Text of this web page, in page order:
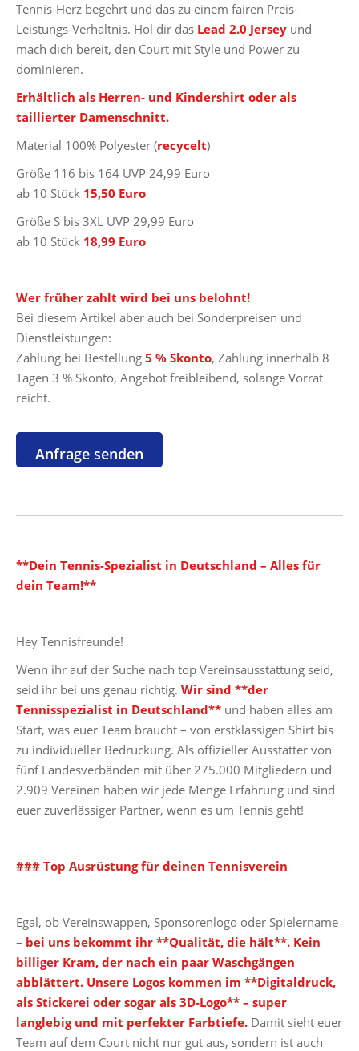
Tennis-Herz begehrt und das zu einem fairen Preis-
Leistungs-Verhältnis. Hol dir das Lead 2.0 Jersey und
mach dich bereit, den Court mit Style und Power zu
dominieren.
Erhältlich als Herren- und Kindershirt oder als
taillierter Damenschnitt.
Material 100% Polyester (recycelt)
Größe 116 bis 164 UVP 24,99 Euro
ab 10 Stück 15,50 Euro
Größe S bis 3XL UVP 29,99 Euro
ab 10 Stück 18,99 Euro
Wer früher zahlt wird bei uns belohnt!
Bei diesem Artikel aber auch bei Sonderpreisen und
Dienstleistungen:
Zahlung bei Bestellung 5 % Skonto, Zahlung innerhalb 8
Tagen 3 % Skonto, Angebot freibleibend, solange Vorrat
reicht.
**Dein Tennis-Spezialist in Deutschland – Alles für
dein Team!**
Hey Tennisfreunde!
Wenn ihr auf der Suche nach top Vereinsausstattung seid,
seid ihr bei uns genau richtig. Wir sind **der
Tennisspezialist in Deutschland** und haben alles am
Start, was euer Team braucht – von erstklassigen Shirt bis
zu individueller Bedruckung. Als offizieller Ausstatter von
fünf Landesverbänden mit über 275.000 Mitgliedern und
2.909 Vereinen haben wir jede Menge Erfahrung und sind
euer zuverlässiger Partner, wenn es um Tennis geht!
### Top Ausrüstung für deinen Tennisverein
Egal, ob Vereinswappen, Sponsorenlogo oder Spielername
– bei uns bekommt ihr **Qualität, die hält**. Kein
billiger Kram, der nach ein paar Waschgängen
abblättert. Unsere Logos kommen im **Digitaldruck,
als Stickerei oder sogar als 3D-Logo** – super
langlebig und mit perfekter Farbtiefe. Damit sieht euer
Team auf dem Court nicht nur gut aus, sondern ist auch